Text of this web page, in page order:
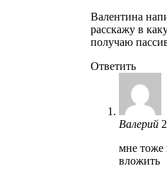
Валентина
расскажу в
получаю
Ответить
Валерий
мне тоже
вложить